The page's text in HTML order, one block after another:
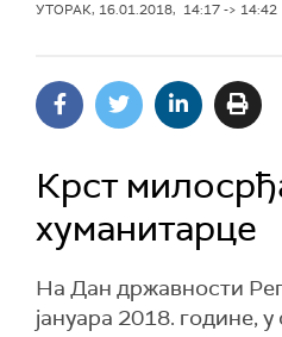
УТОРАК, 16.01.2018, 14:17 -> 14:42
Крст
хуманитарце
На Дан државности
јануара 2018. године,